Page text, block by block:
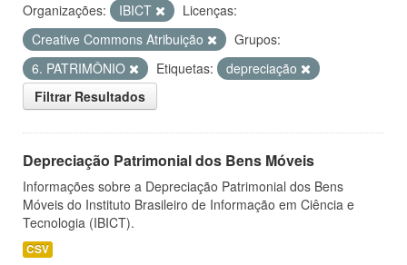
Organizações: IBICT
Licenças:
Creative Commons Atribuição
Grupos:
6. PATRIMÔNIO
Etiquetas:
depreciação
Filtrar Resultados
Depreciação Patrimonial dos Bens Móveis
Informações sobre a Depreciação Patrimonial dos Bens
Móveis do Instituto Brasileiro de Informação em Ciência e
Tecnologia (IBICT).
CSV